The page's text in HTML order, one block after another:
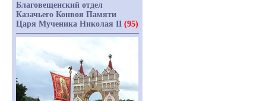
Благовещенский отдел
Казачьего Конвоя Памяти
Царя Мученика Николая II (95)